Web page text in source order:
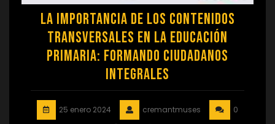
La importancia de los contenidos
transversales en la educación
primaria: formando ciudadanos
integrales
25 enero 2024 cremantmuses
0